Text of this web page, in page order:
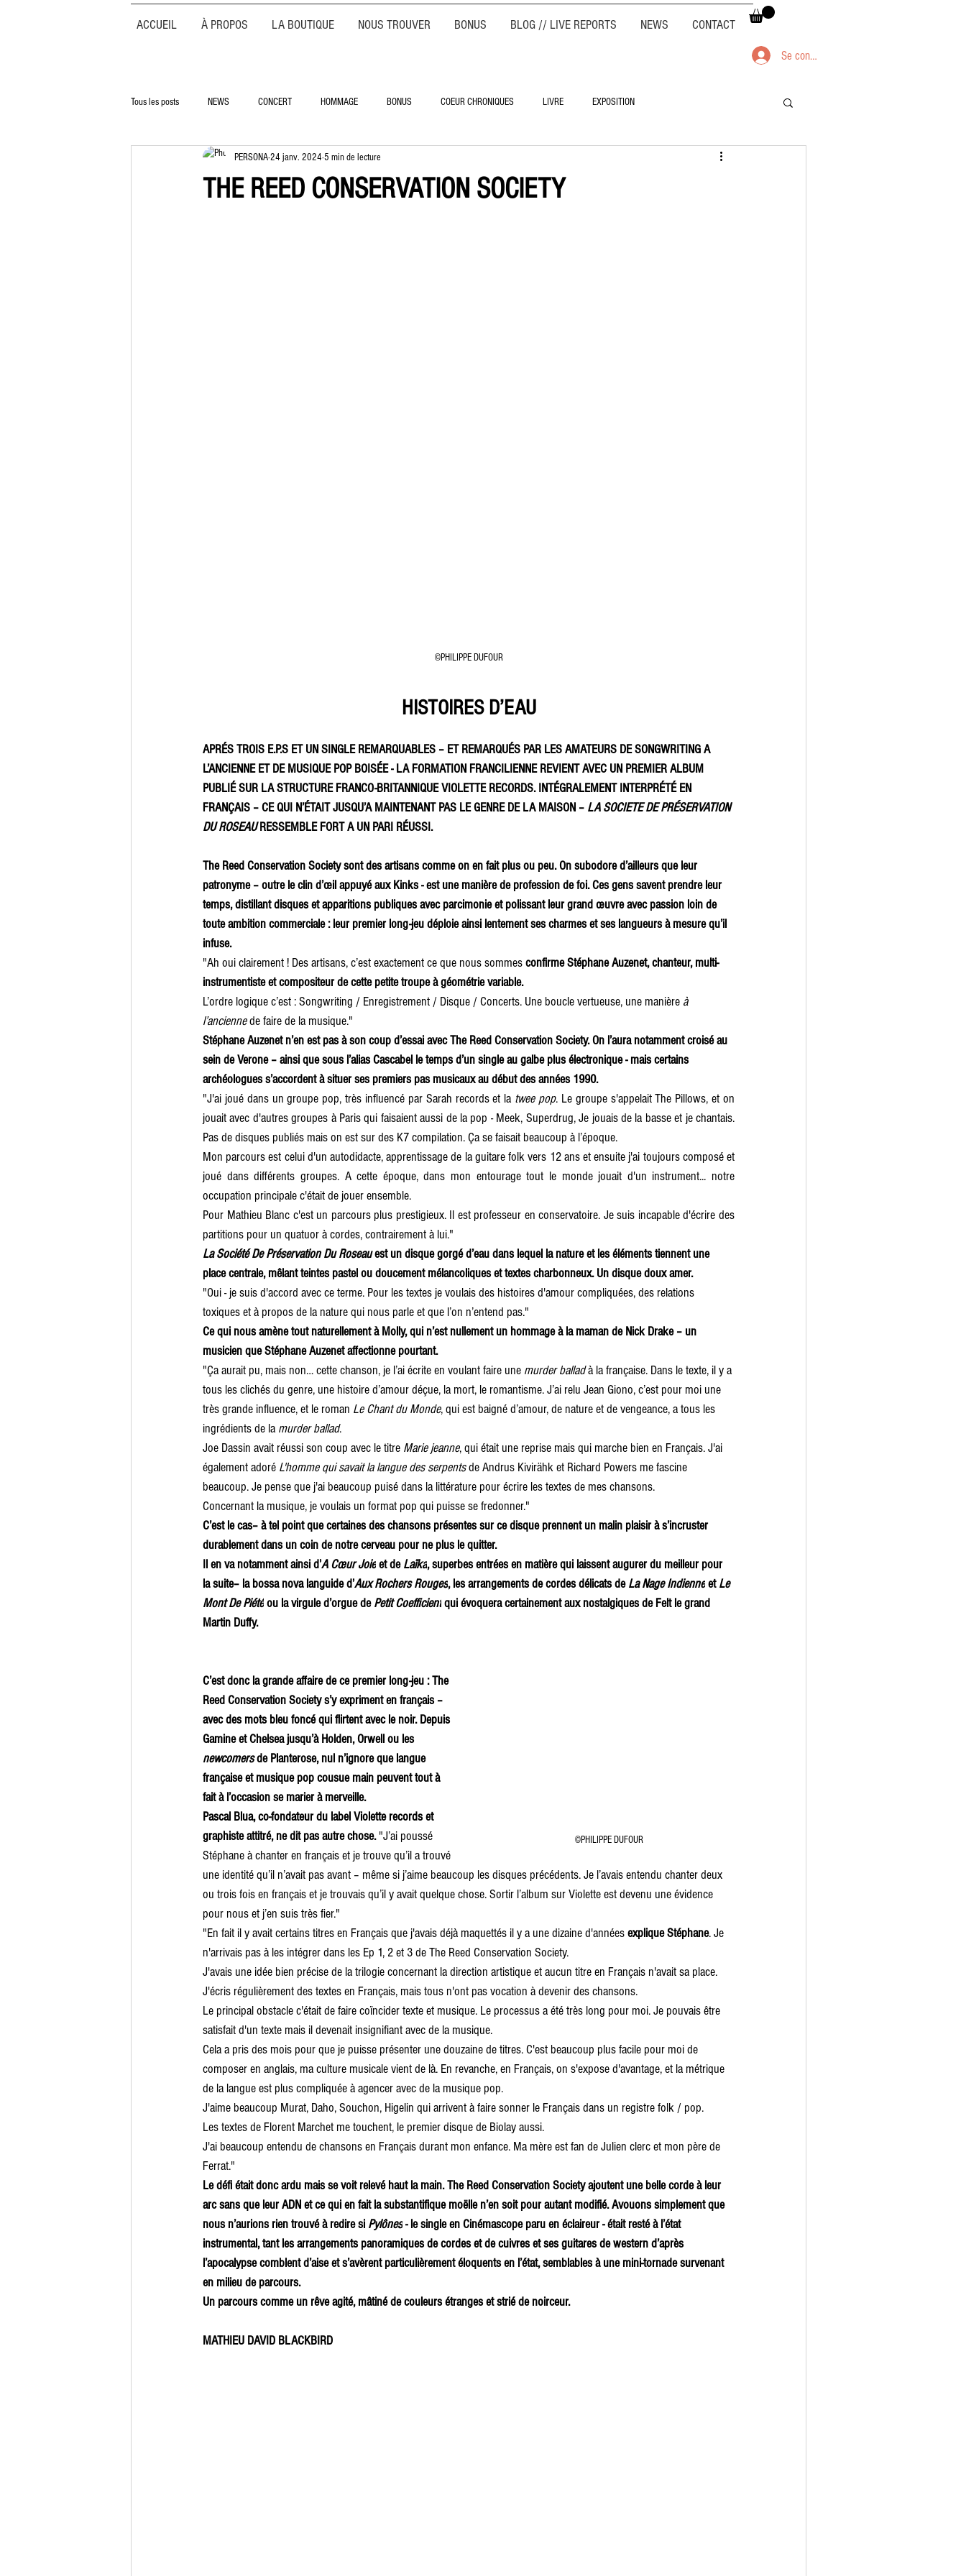
ACCUEIL À PROPOS LA BOUTIQUE NOUS TROUVER BONUS BLOG // LIVE REPORTS NEWS CONTACT
Se connecter
Tous les posts NEWS CONCERT HOMMAGE BONUS COEUR CHRONIQUES LIVRE EXPOSITION
THE REED CONSERVATION SOCIETY
PERSONA24 janv. 2024 5 min de lecture
©PHILIPPE DUFOUR
HISTOIRES D’EAU
APRÉS TROIS E.P.S ET UN SINGLE REMARQUABLES – ET REMARQUÉS PAR LES AMATEURS DE SONGWRITING A
L’ANCIENNE ET DE MUSIQUE POP BOISÉE - LA FORMATION FRANCILIENNE REVIENT AVEC UN PREMIER ALBUM
PUBLIÉ SUR LA STRUCTURE FRANCO-BRITANNIQUE VIOLETTE RECORDS. INTÉGRALEMENT INTERPRÉTÉ EN
FRANÇAIS – CE QUI N’ÉTAIT JUSQU’A MAINTENANT PAS LE GENRE DE LA MAISON – LA SOCIETE DE PRÉSERVATION
DU ROSEAU RESSEMBLE FORT A UN PARI RÉUSSI.
The Reed Conservation Society sont des artisans comme on en fait plus ou peu. On subodore d’ailleurs que leur
patronyme – outre le clin d’œil appuyé aux Kinks - est une manière de profession de foi. Ces gens savent prendre leur
temps, distillant disques et apparitions publiques avec parcimonie et polissant leur grand œuvre avec passion loin de
toute ambition commerciale : leur premier long-jeu déploie ainsi lentement ses charmes et ses langueurs à mesure qu’il
infuse.
"Ah oui clairement ! Des artisans, c’est exactement ce que nous sommes confirme Stéphane Auzenet, chanteur, multi-
instrumentiste et compositeur de cette petite troupe à géométrie variable.
L’ordre logique c’est : Songwriting / Enregistrement / Disque / Concerts. Une boucle vertueuse, une manière à
l’ancienne de faire de la musique."
Stéphane Auzenet n’en est pas à son coup d’essai avec The Reed Conservation Society. On l’aura notamment croisé au
sein de Verone – ainsi que sous l’alias Cascabel le temps d’un single au galbe plus électronique - mais certains
archéologues s’accordent à situer ses premiers pas musicaux au début des années 1990.
"J'ai joué dans un groupe pop, très influencé par Sarah records et la twee pop. Le groupe s'appelait The Pillows, et on
jouait avec d'autres groupes à Paris qui faisaient aussi de la pop - Meek, Superdrug, Je jouais de la basse et je chantais.
Pas de disques publiés mais on est sur des K7 compilation. Ça se faisait beaucoup à l’époque.
Mon parcours est celui d'un autodidacte, apprentissage de la guitare folk vers 12 ans et ensuite j'ai toujours composé et
joué dans différents groupes. A cette époque, dans mon entourage tout le monde jouait d'un instrument... notre
occupation principale c'était de jouer ensemble.
Pour Mathieu Blanc c'est un parcours plus prestigieux. Il est professeur en conservatoire. Je suis incapable d'écrire des
partitions pour un quatuor à cordes, contrairement à lui."
La Société De Préservation Du Roseau est un disque gorgé d’eau dans lequel la nature et les éléments tiennent une
place centrale, mêlant teintes pastel ou doucement mélancoliques et textes charbonneux. Un disque doux amer.
"Oui - je suis d'accord avec ce terme. Pour les textes je voulais des histoires d'amour compliquées, des relations
toxiques et à propos de la nature qui nous parle et que l’on n’entend pas."
Ce qui nous amène tout naturellement à Molly, qui n’est nullement un hommage à la maman de Nick Drake – un
musicien que Stéphane Auzenet affectionne pourtant.
"Ça aurait pu, mais non… cette chanson, je l’ai écrite en voulant faire une murder ballad à la française. Dans le texte, il y a
tous les clichés du genre, une histoire d’amour déçue, la mort, le romantisme. J’ai relu Jean Giono, c’est pour moi une
très grande influence, et le roman Le Chant du Monde, qui est baigné d’amour, de nature et de vengeance, a tous les
ingrédients de la murder ballad.
Joe Dassin avait réussi son coup avec le titre Marie jeanne, qui était une reprise mais qui marche bien en Français. J'ai
également adoré L'homme qui savait la langue des serpents de Andrus Kivirähk et Richard Powers me fascine
beaucoup. Je pense que j'ai beaucoup puisé dans la littérature pour écrire les textes de mes chansons.
Concernant la musique, je voulais un format pop qui puisse se fredonner."
C’est le cas– à tel point que certaines des chansons présentes sur ce disque prennent un malin plaisir à s’incruster
durablement dans un coin de notre cerveau pour ne plus le quitter.
Il en va notamment ainsi d’A Cœur Joie et de Laïka, superbes entrées en matière qui laissent augurer du meilleur pour
la suite– la bossa nova languide d’Aux Rochers Rouges, les arrangements de cordes délicats de La Nage Indienne et Le
Mont De Piété ou la virgule d’orgue de Petit Coefficient qui évoquera certainement aux nostalgiques de Felt le grand
Martin Duffy.
©PHILIPPE DUFOUR
C’est donc la grande affaire de ce premier long-jeu : The
Reed Conservation Society s’y expriment en français –
avec des mots bleu foncé qui flirtent avec le noir. Depuis
Gamine et Chelsea jusqu’à Holden, Orwell ou les
newcomers de Planterose, nul n’ignore que langue
française et musique pop cousue main peuvent tout à
fait à l’occasion se marier à merveille.
Pascal Blua, co-fondateur du label Violette records et
graphiste attitré, ne dit pas autre chose. "J’ai poussé
Stéphane à chanter en français et je trouve qu’il a trouvé
une identité qu’il n’avait pas avant – même si j’aime beaucoup les disques précédents. Je l’avais entendu chanter deux
ou trois fois en français et je trouvais qu’il y avait quelque chose. Sortir l’album sur Violette est devenu une évidence
pour nous et j’en suis très fier."
"En fait il y avait certains titres en Français que j'avais déjà maquettés il y a une dizaine d'années explique Stéphane. Je
n'arrivais pas à les intégrer dans les Ep 1, 2 et 3 de The Reed Conservation Society.
J'avais une idée bien précise de la trilogie concernant la direction artistique et aucun titre en Français n'avait sa place.
J'écris régulièrement des textes en Français, mais tous n'ont pas vocation à devenir des chansons.
Le principal obstacle c'était de faire coïncider texte et musique. Le processus a été très long pour moi. Je pouvais être
satisfait d'un texte mais il devenait insignifiant avec de la musique.
Cela a pris des mois pour que je puisse présenter une douzaine de titres. C'est beaucoup plus facile pour moi de
composer en anglais, ma culture musicale vient de là. En revanche, en Français, on s'expose d'avantage, et la métrique
de la langue est plus compliquée à agencer avec de la musique pop.
J'aime beaucoup Murat, Daho, Souchon, Higelin qui arrivent à faire sonner le Français dans un registre folk / pop.
Les textes de Florent Marchet me touchent, le premier disque de Biolay aussi.
J'ai beaucoup entendu de chansons en Français durant mon enfance. Ma mère est fan de Julien clerc et mon père de
Ferrat."
Le défi était donc ardu mais se voit relevé haut la main. The Reed Conservation Society ajoutent une belle corde à leur
arc sans que leur ADN et ce qui en fait la substantifique moëlle n’en soit pour autant modifié. Avouons simplement que
nous n’aurions rien trouvé à redire si Pylônes - le single en Cinémascope paru en éclaireur - était resté à l’état
instrumental, tant les arrangements panoramiques de cordes et de cuivreset ses guitares de western d’après
l’apocalypse comblent d’aise et s’avèrent particulièrement éloquents en l’état, semblables à une mini-tornade survenant
en milieu de parcours.
Un parcours comme un rêve agité, mâtiné de couleurs étranges et strié de noirceur.
MATHIEU DAVID BLACKBIRD